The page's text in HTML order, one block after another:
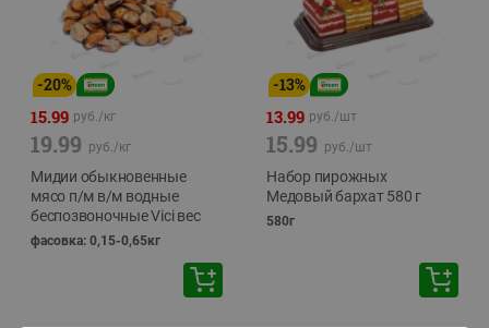
-20%
15.99 руб./кг
19.99 руб./кг
Мидии обыкновенные
мясо п/м в/м водные
беспозвоночные Vici вес
фасовка: 0,15-0,65кг
-13%
13.99 руб./шт
15.99 руб./шт
Набор пирожных
Медовый бархат 580 г
580г